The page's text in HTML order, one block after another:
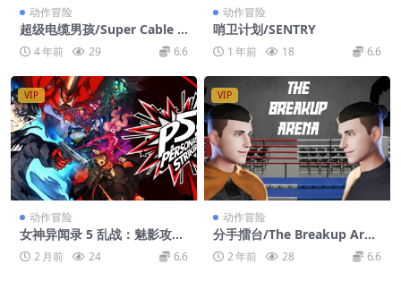
动作冒险
超级电缆男孩/Super Cable B
oy 4 年前 29 6.6
动作冒险
哨卫计划/SENTRY
1 年前 18 6.6
VIP
动作冒险
女神异闻录 5 乱战：魅影攻
手-虚拟机版/Persona 5 Strik
ers HYPERVISOR
2 月前 24 6.6
VIP
动作冒险
分手擂台/The Breakup Aren
a 2 年前 28 6.6